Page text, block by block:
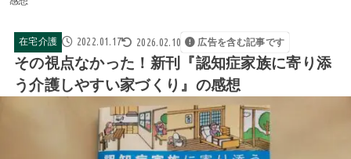
在宅介護 2022.01.17 2026.02.10 広告を含む記事です
その視点なかった！新刊『認知症家族に寄り添
う介護しやすい家づくり』の感想